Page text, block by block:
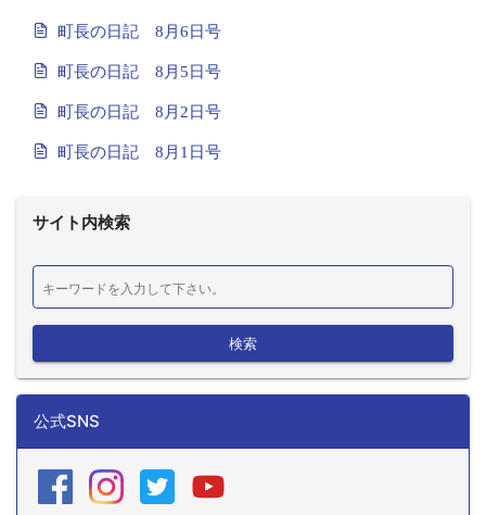
町長の日記 8月6日号
町長の日記 8月5日号
町長の日記 8月2日号
町長の日記 8月1日号
サイト内検索
検索
公式SNS